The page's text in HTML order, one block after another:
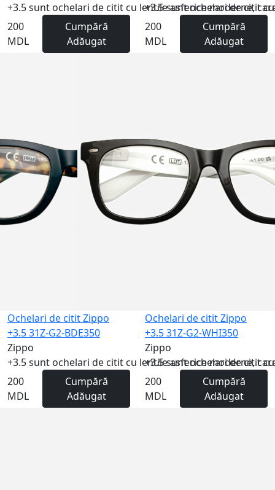
+3.5 sunt ochelari de citit cu lentile asferice moderne,
200
MDL
Cumpără
Adăugat
+3.5 sunt ochelari de citit
200
MDL
Cumpără
Adăugat
Ochelari de citit Zippo
+3.5 31Z-G2-BDE350
Zippo
+3.5 sunt ochelari de citit cu lentile asferice moderne,
200
MDL
Cumpără
Adăugat
Ochelari de citit Zippo
+3.5 31Z-G2-WHI350
Zippo
+3.5 sunt ochelari de citit
200
MDL
Cumpără
Adăugat